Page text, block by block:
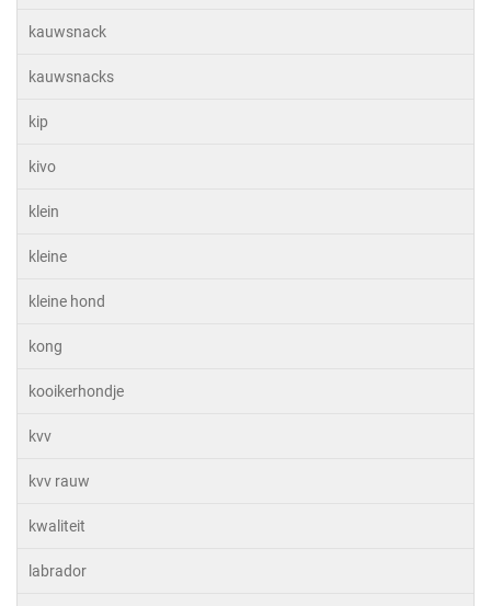
kauwsnack
kauwsnacks
kip
kivo
klein
kleine
kleine hond
kong
kooikerhondje
kvv
kvv rauw
kwaliteit
labrador